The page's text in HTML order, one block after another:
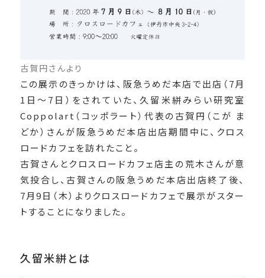
古賀円さんより
この展示のきっかけは、阪急うめだ本店で出店（7月
1日〜7日）をされていた、久留米絣みらい研究室
Coppolart（コッポラート）代表の古賀円（こが ま
どか）さんが阪急うめだ本店出店期間中に、クロス
ロードカフェを訪れたこと。
古賀さんとクロスロードカフェ店主の荒木さんが意
気投合し、古賀さんの阪急うめだ本店出店終了後、
7月9日（木）よりクロスロードカフェで展示がスター
トすることになりました。
久留米絣とは